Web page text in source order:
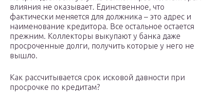
влияния не оказывает. Единственное, что
фактически меняется для должника – это адрес и
наименование кредитора. Все остальное остается
прежним. Коллекторы выкупают у банка даже
просроченные долги, получить которые у него не
вышло.
Как рассчитывается срок исковой давности при
просрочке по кредитам?